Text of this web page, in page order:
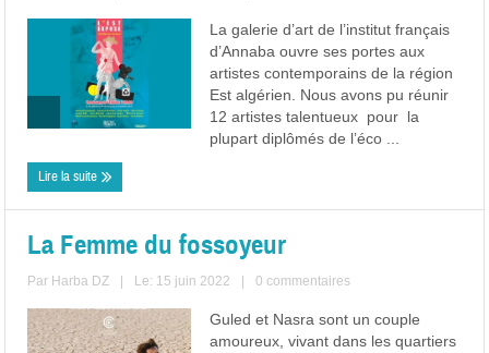
La galerie d’art de l’institut français
d’Annaba ouvre ses portes aux
artistes contemporains de la région
Est algérien. Nous avons pu réunir
12 artistes talentueux pour la
plupart diplômés de l’éco ...
Lire la suite
La Femme du fossoyeur
Par Harba DZ Le: 15 juin 2022 0 commentaires
Guled et Nasra sont un couple
amoureux, vivant dans les quartiers